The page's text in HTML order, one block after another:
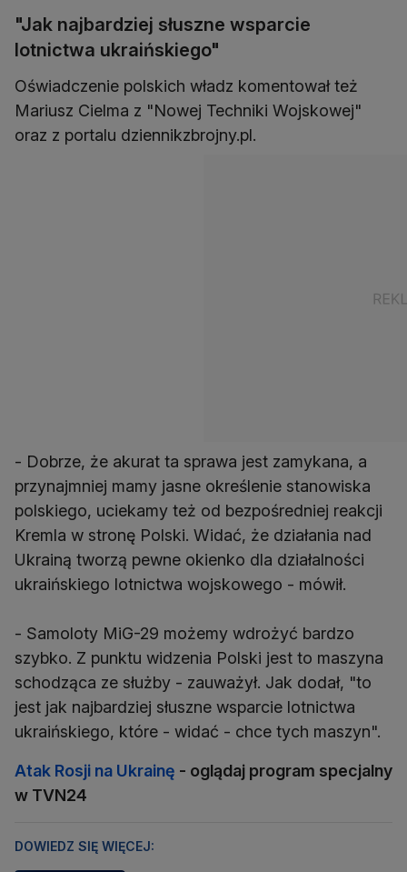
"Jak najbardziej słuszne wsparcie
lotnictwa ukraińskiego"
Oświadczenie polskich władz komentował też
Mariusz Cielma z "Nowej Techniki Wojskowej"
oraz z portalu dziennikzbrojny.pl.
- Dobrze, że akurat ta sprawa jest zamykana, a
przynajmniej mamy jasne określenie stanowiska
polskiego, uciekamy też od bezpośredniej reakcji
Kremla w stronę Polski. Widać, że działania nad
Ukrainą tworzą pewne okienko dla działalności
ukraińskiego lotnictwa wojskowego - mówił.
- Samoloty MiG-29 możemy wdrożyć bardzo
szybko. Z punktu widzenia Polski jest to maszyna
schodząca ze służby - zauważył. Jak dodał, "to
jest jak najbardziej słuszne wsparcie lotnictwa
ukraińskiego, które - widać - chce tych maszyn".
Atak Rosji na Ukrainę - oglądaj program specjalny
w TVN24
DOWIEDZ SIĘ WIĘCEJ: